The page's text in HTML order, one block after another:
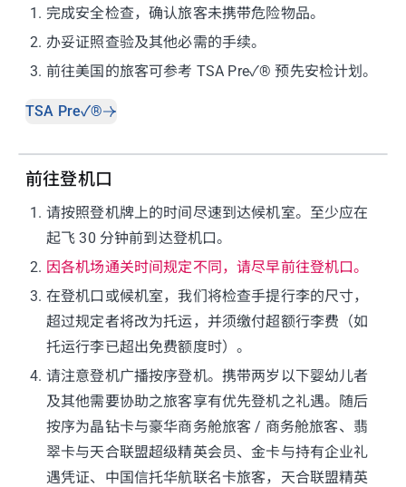
1 . 完成安全检查，确认旅客未携带危险物品。
2. 办妥证照查验及其他必需的手续。
3. 前往美国的旅客可参考 TSA Pre✓® 预先安检计划。
TSA Pre✓®
前往登机口
1 . 请按照登机牌上的时间尽速到达候机室。至少应在
起飞 30 分钟前到达登机口。
2. 因各机场通关时间规定不同，请尽早前往登机口。
3. 在登机口或候机室，我们将检查手提行李的尺寸，
超过规定者将改为托运，并须缴付超额行李费（如
托运行李已超出免费额度时）。
4. 请注意登机广播按序登机。携带两岁以下婴幼儿者
及其他需要协助之旅客享有优先登机之礼遇。随后
按序为晶钻卡与豪华商务舱旅客 / 商务舱旅客、翡
翠卡与天合联盟超级精英会员、金卡与持有企业礼
遇凭证、中国信托华航联名卡旅客，天合联盟精英